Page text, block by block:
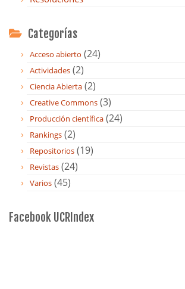
Categorías
Acceso abierto (24)
Actividades (2)
Ciencia Abierta (2)
Creative Commons (3)
Producción científica (24)
Rankings (2)
Repositorios (19)
Revistas (24)
Varios (45)
Facebook UCRIndex